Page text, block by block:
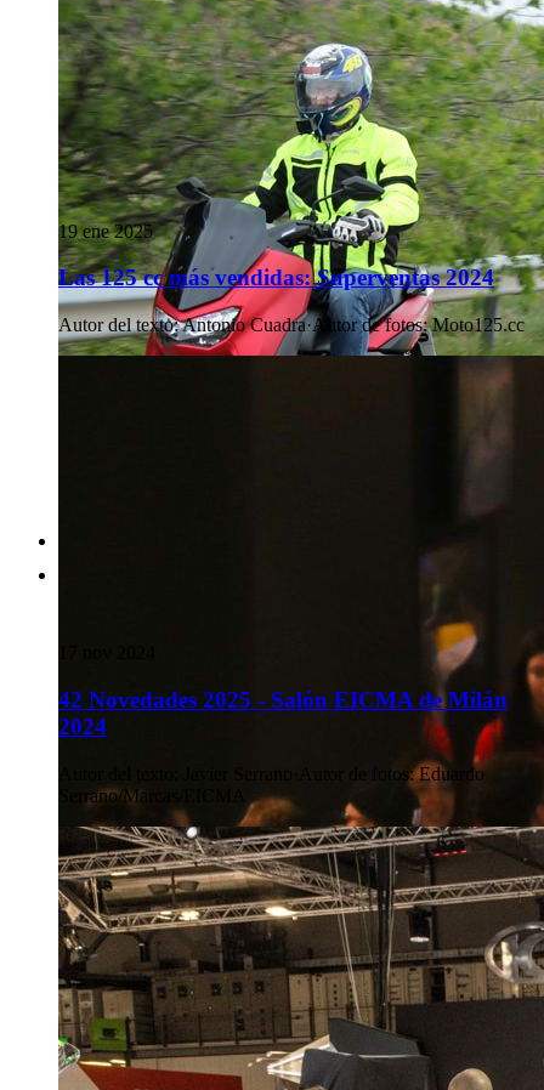
19 ene 2025
Las 125 cc más vendidas: Superventas 2024
Autor del texto:Antonio Cuadra·Autor de fotos: Moto125.cc
42 Novedades 2025 - Salón EICMA de Milán
2024
Autor de fotos: Eduardo
Serrano/Marcas/EICMA